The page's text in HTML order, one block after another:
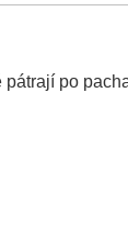
po